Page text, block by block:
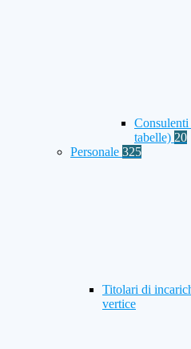
tabelle) 20
Personale 325
Titolari di
vertice